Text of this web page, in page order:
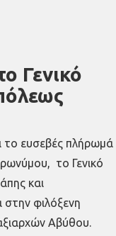
Γενικό
το ευσεβές πλήρωμά
το Γενικό
και
φιλόξενη
Αβύθου.